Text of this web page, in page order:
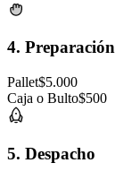
4. Preparación
Pallet$5.000
Caja o Bulto$500
5. Despacho